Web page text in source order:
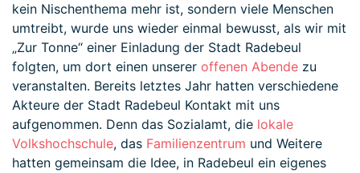
kein Nischenthema mehr ist, sondern viele Menschen
umtreibt, wurde uns wieder einmal bewusst, als wir mit
„Zur Tonne“ einer Einladung der Stadt Radebeul
folgten, um dort einen unserer offenen Abende zu
veranstalten. Bereits letztes Jahr hatten verschiedene
Akteure der Stadt Radebeul Kontakt mit uns
aufgenommen. Denn das Sozialamt, die lokale
Volkshochschule, das Familienzentrum und Weitere
hatten gemeinsam die Idee, in Radebeul ein eigenes